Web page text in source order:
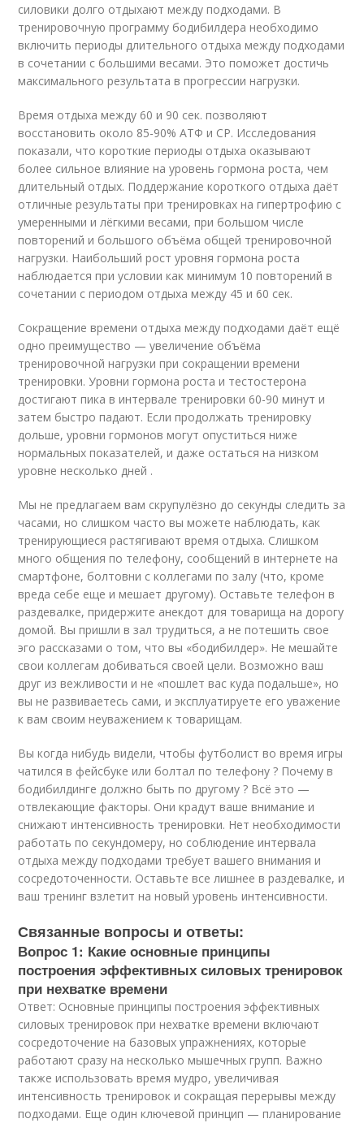
силовики долго отдыхают между подходами. В
тренировочную программу бодибилдера необходимо
включить периоды длительного отдыха между подходами
в сочетании с большими весами. Это поможет достичь
максимального результата в прогрессии нагрузки.
Время отдыха между 60 и 90 сек. позволяют
восстановить около 85-90% АТФ и CP. Исследования
показали, что короткие периоды отдыха оказывают
более сильное влияние на уровень гормона роста, чем
длительный отдых. Поддержание короткого отдыха даёт
отличные результаты при тренировках на гипертрофию с
умеренными и лёгкими весами, при большом числе
повторений и большого объёма общей тренировочной
нагрузки. Наибольший рост уровня гормона роста
наблюдается при условии как минимум 10 повторений в
сочетании с периодом отдыха между 45 и 60 сек.
Сокращение времени отдыха между подходами даёт ещё
одно преимущество — увеличение объёма
тренировочной нагрузки при сокращении времени
тренировки. Уровни гормона роста и тестостерона
достигают пика в интервале тренировки 60-90 минут и
затем быстро падают. Если продолжать тренировку
дольше, уровни гормонов могут опуститься ниже
нормальных показателей, и даже остаться на низком
уровне несколько дней .
Мы не предлагаем вам скрупулёзно до секунды следить за
часами, но слишком часто вы можете наблюдать, как
тренирующиеся растягивают время отдыха. Слишком
много общения по телефону, сообщений в интернете на
смартфоне, болтовни с коллегами по залу (что, кроме
вреда себе еще и мешает другому). Оставьте телефон в
раздевалке, придержите анекдот для товарища на дорогу
домой. Вы пришли в зал трудиться, а не потешить свое
эго рассказами о том, что вы «бодибилдер». Не мешайте
свои коллегам добиваться своей цели. Возможно ваш
друг из вежливости и не «пошлет вас куда подальше», но
вы не развиваетесь сами, и эксплуатируете его уважение
к вам своим неуважением к товарищам.
Вы когда нибудь видели, чтобы футболист во время игры
чатился в фейсбуке или болтал по телефону ? Почему в
бодибилдинге должно быть по другому ? Всё это —
отвлекающие факторы. Они крадут ваше внимание и
снижают интенсивность тренировки. Нет необходимости
работать по секундомеру, но соблюдение интервала
отдыха между подходами требует вашего внимания и
сосредоточенности. Оставьте все лишнее в раздевалке, и
ваш тренинг взлетит на новый уровень интенсивности.
Связанные вопросы и ответы:
Вопрос 1: Какие основные принципы
построения эффективных силовых тренировок
при нехватке времени
Ответ: Основные принципы построения эффективных
силовых тренировок при нехватке времени включают
сосредоточение на базовых упражнениях, которые
работают сразу на несколько мышечных групп. Важно
также использовать время мудро, увеличивая
интенсивность тренировок и сокращая перерывы между
подходами. Еще один ключевой принцип — планирование